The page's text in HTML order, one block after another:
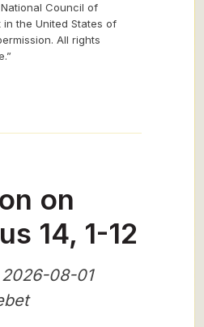
Council of
the United States of
All rights
on
14, 1-12
08-01